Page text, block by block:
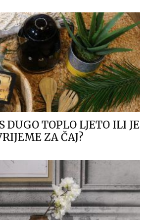
DUGO TOPLO LJETO ILI JE
ZA ČAJ?